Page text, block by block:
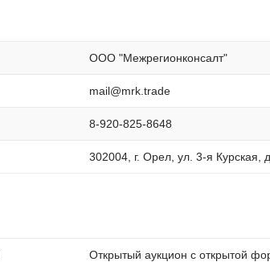
ООО "Межрегионконсалт"
mail@mrk.trade
8-920-825-8648
302004, г. Орел, ул. 3-я Курская,
Открытый аукцион с открытой